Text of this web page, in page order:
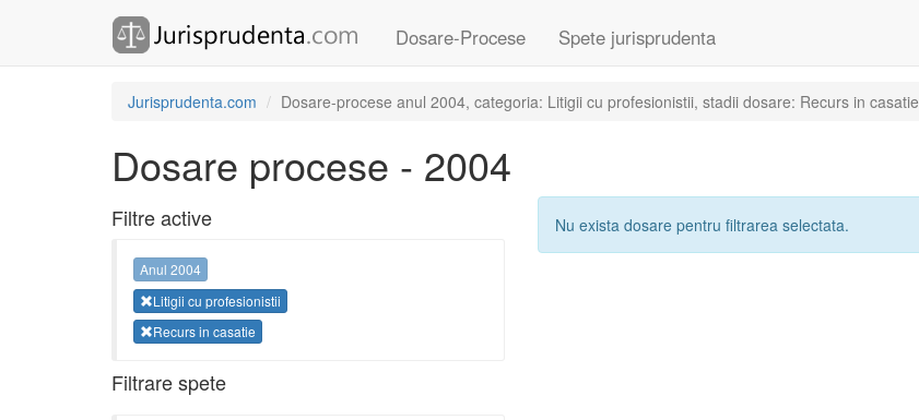
Dosare-Procese Spete jurisprudenta
Jurisprudenta.com Dosare-procese anul 2004, categoria: Litigii cu profesionistii, stadii dosare: Recurs in casatie
Dosare procese - 2004
Filtre active
Anul 2004
Litigii cu profesionistii
Recurs in casatie
Filtrare spete
Nu exista dosare pentru filtrarea selectata.